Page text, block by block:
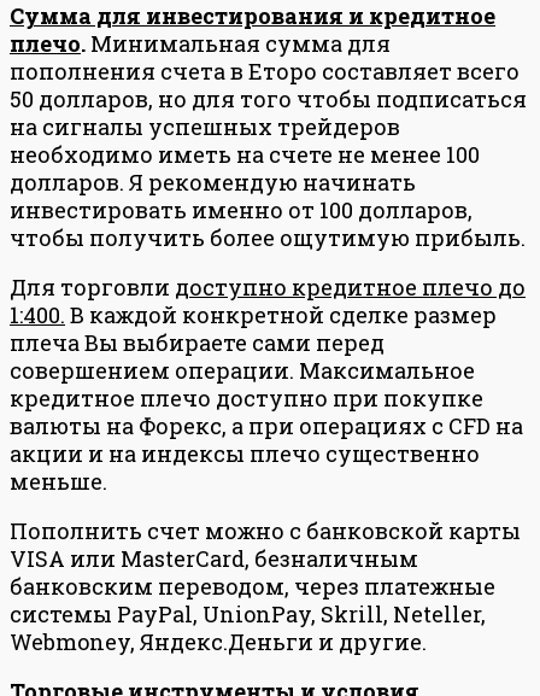
Сумма для инвестирования и кредитное
плечо. Минимальная сумма для
пополнения счета в Еторо составляет всего
50 долларов, но для того чтобы подписаться
на сигналы успешных трейдеров
необходимо иметь на счете не менее 100
долларов. Я рекомендую начинать
инвестировать именно от 100 долларов,
чтобы получить более ощутимую прибыль.
Для торговли доступно кредитное плечо до
1:400. В каждой конкретной сделке размер
плеча Вы выбираете сами перед
совершением операции. Максимальное
кредитное плечо доступно при покупке
валюты на Форекс, а при операциях с CFD на
акции и на индексы плечо существенно
меньше.
Пополнить счет можно с банковской карты
VISA или MasterCard, безналичным
банковским переводом, через платежные
системы PayPal, UnionPay, Skrill, Neteller,
Webmoney, Яндекс.Деньги и другие.